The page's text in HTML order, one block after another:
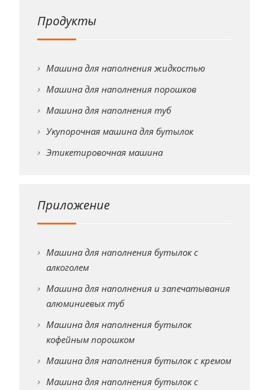
Продукты
Машина для наполнения жидкостью
Машина для наполнения порошков
Машина для наполнения туб
Укупорочная машина для бутылок
Этикетировочная машина
Приложение
Машина для наполнения бутылок с
алкоголем
Машина для наполнения и запечатывания
алюминиевых туб
Машина для наполнения бутылок
кофейным порошком
Машина для наполнения бутылок с кремом
Машина для наполнения бутылок с